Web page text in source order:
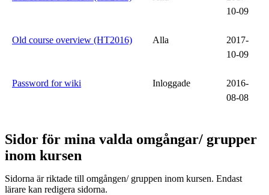
10-09
Old course overview (HT2016) Alla
2017-
10-09
Password for wiki Inloggade
2016-
08-08
Sidor för mina valda omgångar/ grupper
inom kursen
Sidorna är riktade till omgången/ gruppen inom kursen. Endast
lärare kan redigera sidorna.